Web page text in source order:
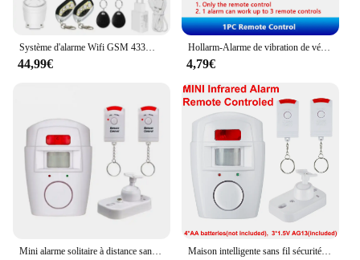
44,99€
Hollarm-Alarme de vibration de vélo, alarme de moto sans fil, antivol, télécommande aste USB, système de sécurité étanche
4,79€
Mini alarme solitaire à distance sans fil, avec détecteur de mouvement infrarouge IR et sirène forte SpringdB, pour la sécurité à domicile, antivol Maison intelligente sans fil sécurité à domicile alerte PIR capteur infrarouge système d'alarme antivol détecteur de mouvement alarme 105DB sirène